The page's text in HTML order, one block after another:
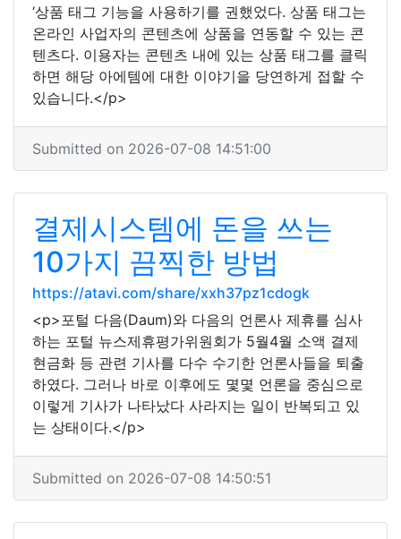
‘상품 태그 기능을 사용하기를 권했었다. 상품 태그는
온라인 사업자의 콘텐츠에 상품을 연동할 수 있는 콘
텐츠다. 이용자는 콘텐츠 내에 있는 상품 태그를 클릭
하면 해당 아에템에 대한 이야기을 당연하게 접할 수
있습니다.</p>
Submitted on 2026-07-08 14:51:00
결제시스템에 돈을 쓰는
10가지 끔찍한 방법
https://atavi.com/share/xxh37pz1cdogk
<p>포털 다음(Daum)와 다음의 언론사 제휴를 심사
하는 포털 뉴스제휴평가위원회가 5월4월 소액 결제
현금화 등 관련 기사를 다수 수기한 언론사들을 퇴출
하였다. 그러나 바로 이후에도 몇몇 언론을 중심으로
이렇게 기사가 나타났다 사라지는 일이 반복되고 있
는 상태이다.</p>
Submitted on 2026-07-08 14:50:51